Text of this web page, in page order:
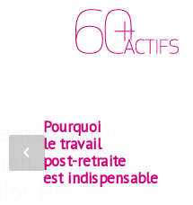
Pourquoi
le travail
post-retraite
est indispensable